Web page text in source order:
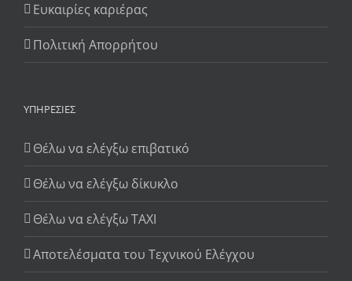
Ευκαιρίες καριέρας
Πολιτική Απορρήτου
ΥΠΗΡΕΣΊΕΣ
Θέλω να ελέγξω επιβατικό
Θέλω να ελέγξω δίκυκλο
Θέλω να ελέγξω TAXI
Αποτελέσματα του Τεχνικού Ελέγχου